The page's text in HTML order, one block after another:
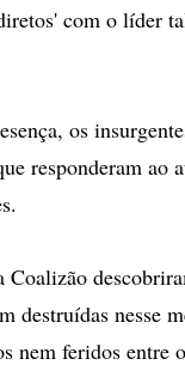
com o líder
os
responderam ao
Coalizão
destruídas nesse
nem feridos entre